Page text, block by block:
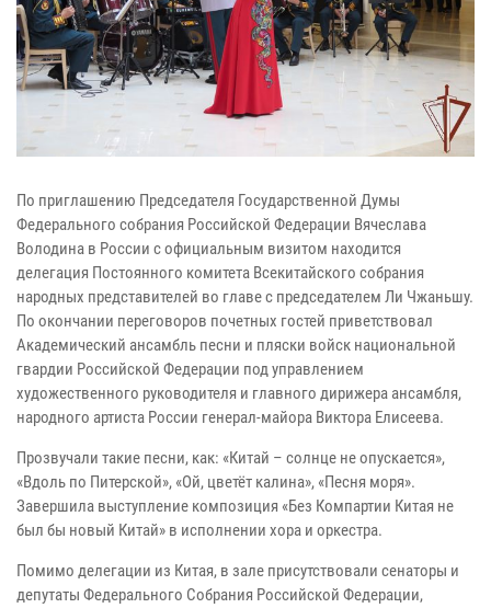
По приглашению Председателя Государственной Думы
Федерального собрания Российской Федерации Вячеслава
Володина в России с официальным визитом находится
делегация Постоянного комитета Всекитайского собрания
народных представителей во главе с председателем Ли Чжаньшу.
По окончании переговоров почетных гостей приветствовал
Академический ансамбль песни и пляски войск национальной
гвардии Российской Федерации под управлением
художественного руководителя и главного дирижера ансамбля,
народного артиста России генерал-майора Виктора Елисеева.
Прозвучали такие песни, как: «Китай – солнце не опускается»,
«Вдоль по Питерской», «Ой, цветёт калина», «Песня моря».
Завершила выступление композиция «Без Компартии Китая не
был бы новый Китай» в исполнении хора и оркестра.
Помимо делегации из Китая, в зале присутствовали сенаторы и
депутаты Федерального Собрания Российской Федерации,